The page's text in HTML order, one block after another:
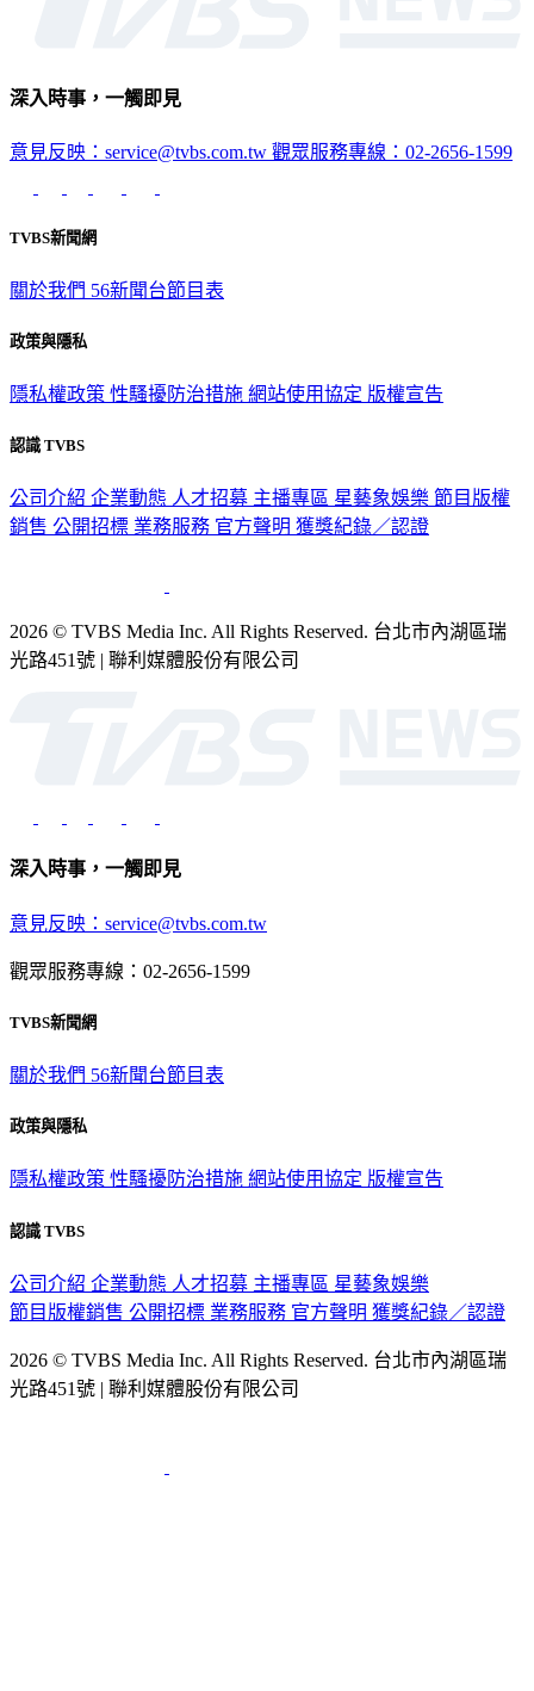
深入時事，一觸即見
意見反映：service@tvbs.com.tw 觀眾服務專線：02-2656-1599
TVBS新聞網
關於我們 56新聞台節目表
政策與隱私
隱私權政策 性騷擾防治措施 網站使用協定 版權宣告
認識 TVBS
公司介紹 企業動態 人才招募 主播專區 星藝象娛樂 節目版權
銷售 公開招標 業務服務 官方聲明 獲獎紀錄／認證
2026 © TVBS Media Inc. All Rights Reserved. 台北市內湖區瑞
光路451號 | 聯利媒體股份有限公司
深入時事，一觸即見
意見反映：service@tvbs.com.tw
觀眾服務專線：02-2656-1599
TVBS新聞網
關於我們 56新聞台節目表
政策與隱私
隱私權政策 性騷擾防治措施 網站使用協定 版權宣告
認識 TVBS
公司介紹 企業動態 人才招募 主播專區 星藝象娛樂
節目版權銷售 公開招標 業務服務 官方聲明 獲獎紀錄／認證
2026 © TVBS Media Inc. All Rights Reserved. 台北市內湖區瑞
光路451號 | 聯利媒體股份有限公司